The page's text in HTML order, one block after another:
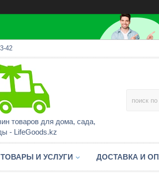
42
товаров для дома, сада,
- LifeGoods.kz
ТОВАРЫ И УСЛУГИ ДОСТАВКА И